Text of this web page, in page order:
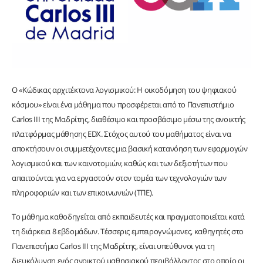
Ο «Κώδικας αρχιτέκτονα λογισμικού: Η οικοδόμηση του ψηφιακού
κόσμου» είναι ένα μάθημα που προσφέρεται από το Πανεπιστήμιο
Carlos III της Μαδρίτης, διαθέσιμο και προσβάσιμο μέσω της ανοικτής
πλατφόρμας μάθησης EDX. Στόχος αυτού του μαθήματος είναι να
αποκτήσουν οι συμμετέχοντες μια βασική κατανόηση των εφαρμογών
λογισμικού και των καινοτομιών, καθώς και των δεξιοτήτων που
απαιτούνται για να εργαστούν στον τομέα των τεχνολογιών των
πληροφοριών και των επικοινωνιών (ΤΠΕ).
Το μάθημα καθοδηγείται από εκπαιδευτές και πραγματοποιείται κατά
τη διάρκεια 8 εβδομάδων. Τέσσερις εμπειρογνώμονες, καθηγητές στο
Πανεπιστήμιο Carlos III της Μαδρίτης, είναι υπεύθυνοι για τη
διευκόλυνση ενός ανοικτού μαθησιακού περιβάλλοντος στο οποίο οι